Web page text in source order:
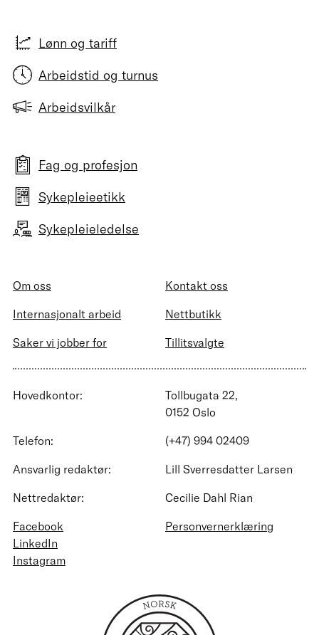
Lønn og tariff
Arbeidstid og turnus
Arbeidsvilkår
Fag og profesjon
Sykepleieetikk
Sykepleieledelse
Om oss
Kontakt oss
Internasjonalt arbeid
Nettbutikk
Saker vi jobber for
Tillitsvalgte
Hovedkontor:
Tollbugata 22,
0152 Oslo
Telefon:
(+47) 994 02409
Ansvarlig redaktør:
Lill Sverresdatter Larsen
Nettredaktør:
Cecilie Dahl Rian
Facebook
LinkedIn
Instagram
Personvernerklæring